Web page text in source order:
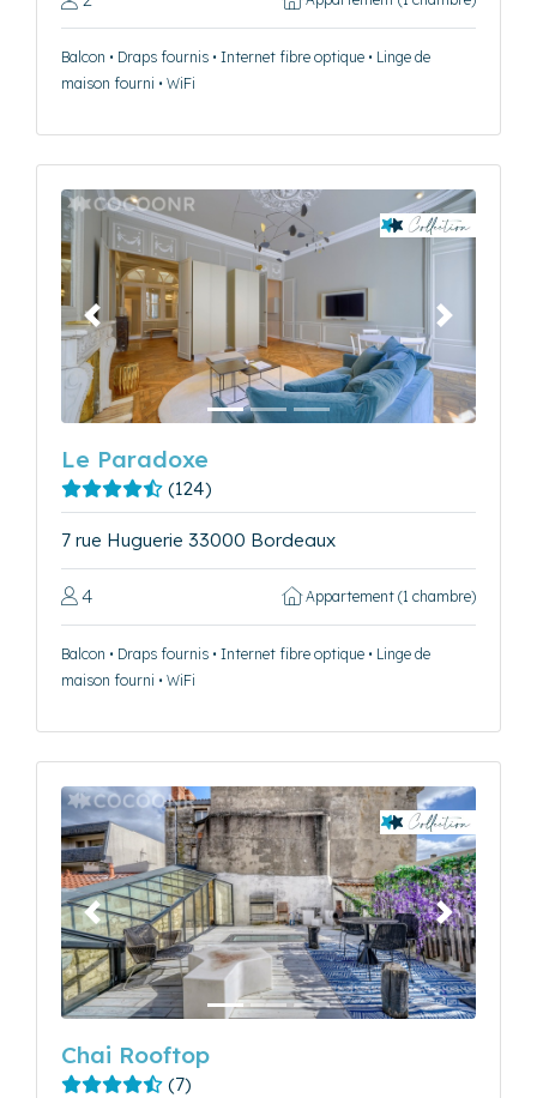
Balcon • Draps fournis • Internet fibre optique • Linge de
maison fourni • WiFi
Précédent Suivant
Le Paradoxe
(124)
7 rue Huguerie 33000 Bordeaux
4 Appartement (1 chambre)
Balcon • Draps fournis • Internet fibre optique • Linge de
maison fourni • WiFi
Précédent Suivant
Chai Rooftop
(7)